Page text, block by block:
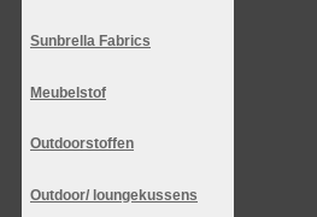
Sunbrella Fabrics
Meubelstof
Outdoorstoffen
Outdoor/ loungekussens